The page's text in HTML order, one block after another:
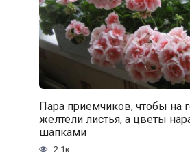
Пара приемчиков, чтобы на
желтели листья, а цветы
шапками
2.1к.